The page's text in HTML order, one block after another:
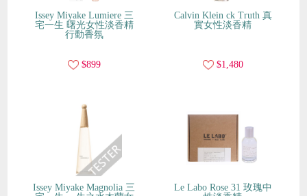
Issey Miyake Lumiere 三
宅一生 曙光女性淡香精
行動香氛
$899
Calvin Klein ck Truth 真
實女性淡香精
$1,480
Issey Miyake Magnolia 三
Le Labo Rose 31 玫瑰中